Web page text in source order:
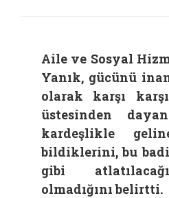
Aile ve Sosyal
Yanık, gücünü
olarak karşı
üstesinden
kardeşlikle
bildiklerini, bu
gibi
olmadığını belirtti.